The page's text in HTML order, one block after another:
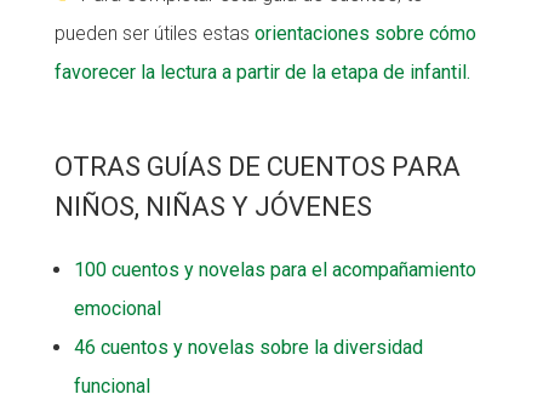
pueden ser útiles estas orientaciones sobre cómo
favorecer la lectura a partir de la etapa de infantil.
OTRAS GUÍAS DE CUENTOS PARA
NIÑOS, NIÑAS Y JÓVENES
100 cuentos y novelas para el acompañamiento
emocional
46 cuentos y novelas sobre la diversidad
funcional